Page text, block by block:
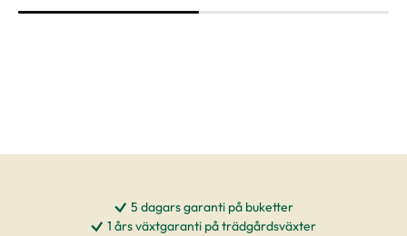
5 dagars garanti på buketter
1 års växtgaranti på trädgårdsväxter